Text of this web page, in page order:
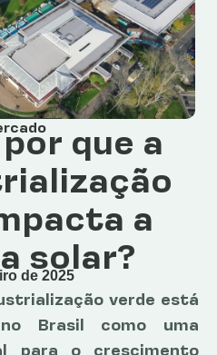
que a
a
solar?
de 2025
verde está
Brasil como uma
para o crescimento